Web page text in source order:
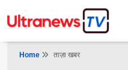
Home ताज़ा खबर